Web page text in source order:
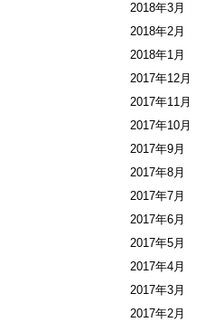
2018年3月
2018年2月
2018年1月
2017年12月
2017年11月
2017年10月
2017年9月
2017年8月
2017年7月
2017年6月
2017年5月
2017年4月
2017年3月
2017年2月